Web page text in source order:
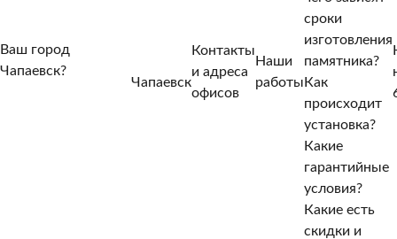
Ваш город
Чапаевск?
Чапаевск
Контакты
и адреса
офисов
Наши
работы
сроки
изготовления
памятника?
Как
происходит
установка?
Какие
гарантийные
условия?
Какие есть
скидки и